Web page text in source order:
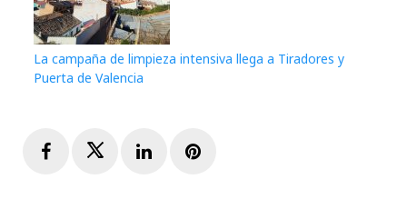
La campaña de limpieza intensiva llega a Tiradores y
Puerta de Valencia
FacebookTwitterLinkedInPinterest